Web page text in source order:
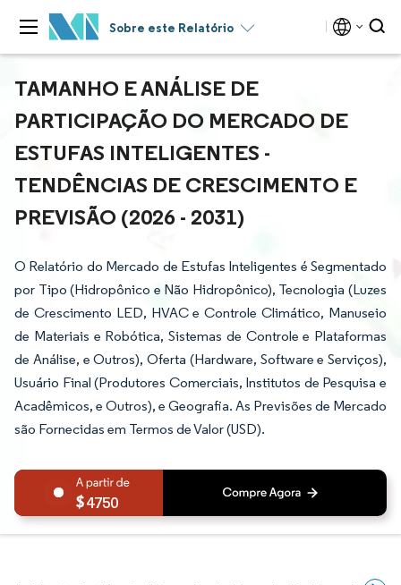
Sobre este Relatório
TAMANHO E ANÁLISE DE
PARTICIPAÇÃO DO MERCADO DE
ESTUFAS INTELIGENTES -
TENDÊNCIAS DE CRESCIMENTO E
PREVISÃO (2026 - 2031)
O Relatório do Mercado de Estufas Inteligentes é Segmentado
por Tipo (Hidropônico e Não Hidropônico), Tecnologia (Luzes
de Crescimento LED, HVAC e Controle Climático, Manuseio
de Materiais e Robótica, Sistemas de Controle e Plataformas
de Análise, e Outros), Oferta (Hardware, Software e Serviços),
Usuário Final (Produtores Comerciais, Institutos de Pesquisa e
Acadêmicos, e Outros), e Geografia. As Previsões de Mercado
são Fornecidas em Termos de Valor (USD).
4750